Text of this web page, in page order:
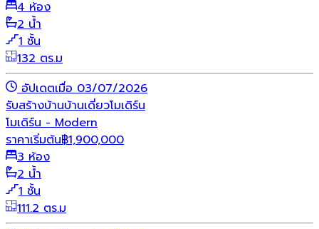
4 ห้อง
2 น้ำ
1 ชั้น
132 ตร.ม
อัปเดตเมื่อ 03/07/2026
รับสร้างบ้านบ้านเดี่ยวโมเดิร์น
โมเดิร์น - Modern
ราคาเริ่มต้น฿1,900,000
3 ห้อง
2 น้ำ
1 ชั้น
111.2 ตร.ม